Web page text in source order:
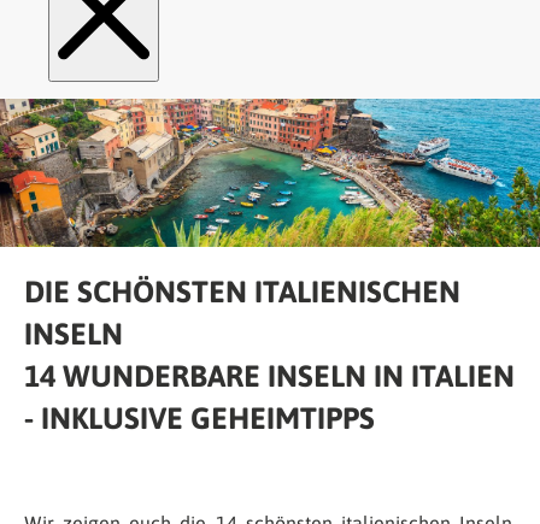
DIE SCHÖNSTEN ITALIENISCHEN
INSELN
14 WUNDERBARE INSELN IN ITALIEN
- INKLUSIVE GEHEIMTIPPS